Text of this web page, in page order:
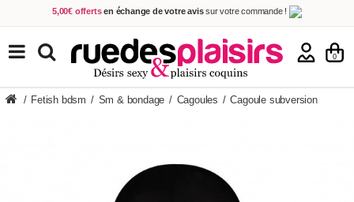
5,00€ offerts en échange de votre avissur votre commande !
Achetez aujourd'hui. Décidez quand payer !
Livraison en 48h
au prix de 2,90 € ! (Offerte dès 69,00€ d'achat)
0
TOUS NOS PRODUITS
/ Fetish bdsm / Sm & bondage / Cagoules / Cagoule subversion